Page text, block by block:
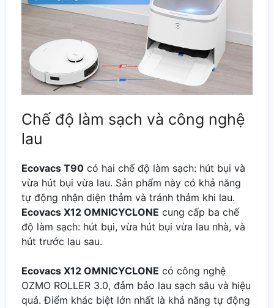
Chế độ làm sạch và công nghệ
lau
Ecovacs T90 có hai chế độ làm sạch: hút bụi và
vừa hút bụi vừa lau. Sản phẩm này có khả năng
tự động nhận diện thảm và tránh thảm khi lau.
Ecovacs X12 OMNICYCLONE cung cấp ba chế
độ làm sạch: hút bụi, vừa hút bụi vừa lau nhà, và
hút trước lau sau.
Ecovacs X12 OMNICYCLONE có công nghệ
OZMO ROLLER 3.0, đảm bảo lau sạch sâu và hiệu
quả. Điểm khác biệt lớn nhất là khả năng tự động